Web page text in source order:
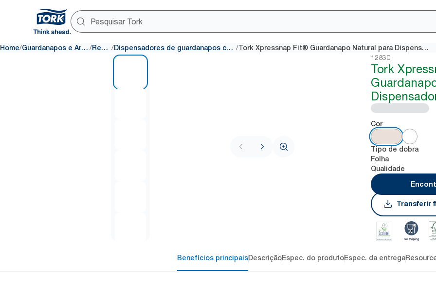
Home/ Guardanapos e Artigos de mesa / Recargas / Dispensadores de guardanapos com dobragem interfolha / Tork Xpressnap Fit® Guardanapo Natural para Dispensador N14
12830
Tork
Cor
Tipo de dobra
Folha
Qualidade
Transferir
Benefícios principaisDescriçãoEspec. do produtoEspec. da entrega